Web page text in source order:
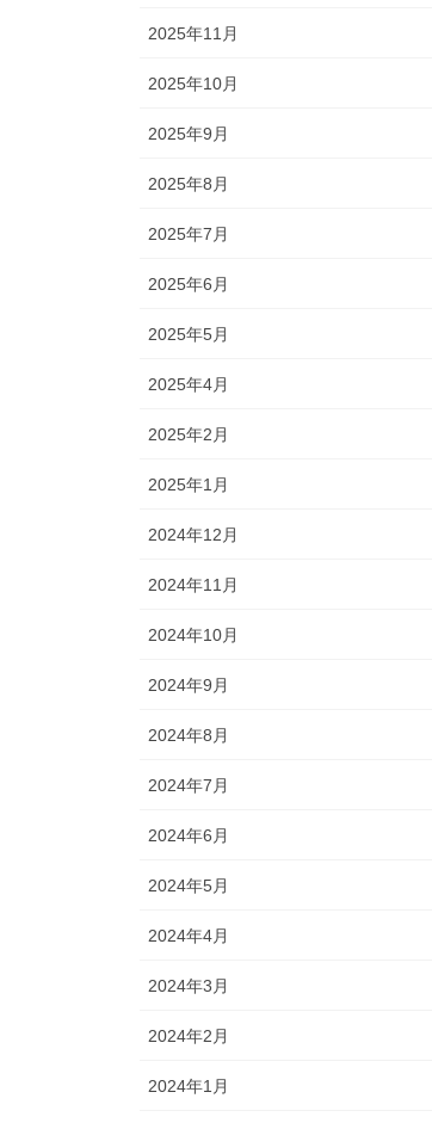
2025年11月
2025年10月
2025年9月
2025年8月
2025年7月
2025年6月
2025年5月
2025年4月
2025年2月
2025年1月
2024年12月
2024年11月
2024年10月
2024年9月
2024年8月
2024年7月
2024年6月
2024年5月
2024年4月
2024年3月
2024年2月
2024年1月